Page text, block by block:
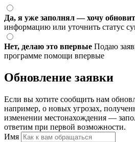
Да, я уже заполнял — хочу
информацию или уточнить статус
Нет, делаю это впервые Подаю
программе помощи впервые
Обновление заявки
Если вы хотите сообщить нам
например, о новых угрозах,
изменении местонахождения —
ответим при первой возможности.
Имя